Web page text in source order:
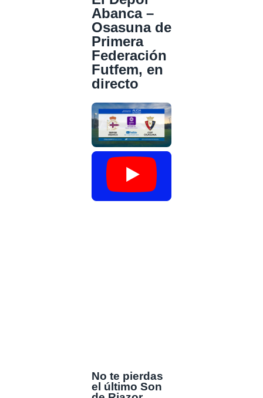
Abanca –
Osasuna de
Primera
Federación
Futfem, en
directo
No te pierdas
el último Son